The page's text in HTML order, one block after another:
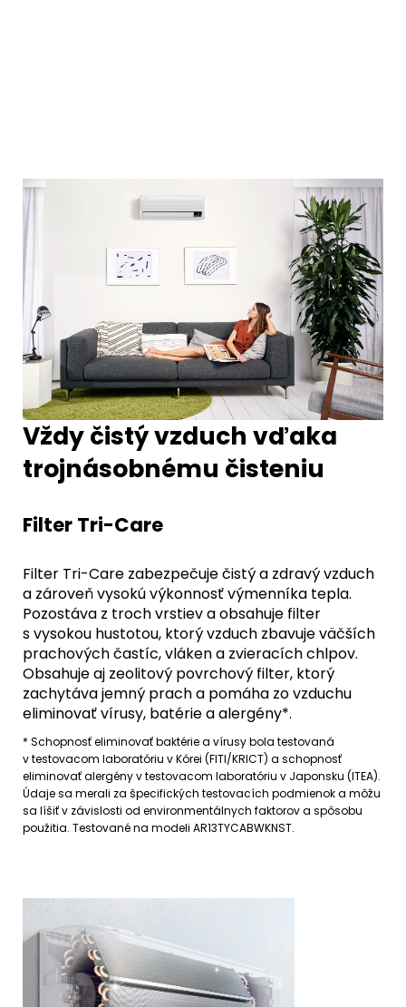
Vždy čistý vzduch vďaka
trojnásobnému čisteniu
Filter Tri-Care
Filter Tri-Care zabezpečuje čistý a zdravý vzduch
a zároveň vysokú výkonnosť výmenníka tepla.
Pozostáva z troch vrstiev a obsahuje filter
s vysokou hustotou, ktorý vzduch zbavuje väčších
prachových častíc, vláken a zvieracích chlpov.
Obsahuje aj zeolitový povrchový filter, ktorý
zachytáva jemný prach a pomáha zo vzduchu
eliminovať vírusy, batérie a alergény*.
* Schopnosť eliminovať baktérie a vírusy bola testovaná
v testovacom laboratóriu v Kórei (FITI/KRICT) a schopnosť
eliminovať alergény v testovacom laboratóriu v Japonsku (ITEA).
Údaje sa merali za špecifických testovacích podmienok a môžu
sa líšiť v závislosti od environmentálnych faktorov a spôsobu
použitia. Testované na modeli AR13TYCABWKNST.